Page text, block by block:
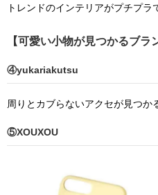
トレンドのインテリアがプチプラ
【可愛い小物が見つかるブラ
④yukariakutsu
周りとカブらないアクセが見つか
⑤XOUXOU